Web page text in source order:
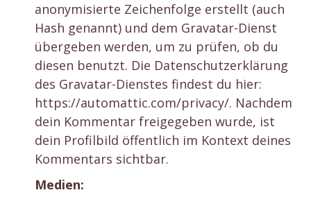
anonymisierte Zeichenfolge erstellt (auch
Hash genannt) und dem Gravatar-Dienst
übergeben werden, um zu prüfen, ob du
diesen benutzt. Die Datenschutzerklärung
des Gravatar-Dienstes findest du hier:
https://automattic.com/privacy/. Nachdem
dein Kommentar freigegeben wurde, ist
dein Profilbild öffentlich im Kontext deines
Kommentars sichtbar.
Medien: